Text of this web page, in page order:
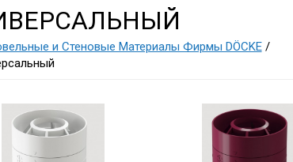
и Стеновые Материалы Фирмы DÖCKE/